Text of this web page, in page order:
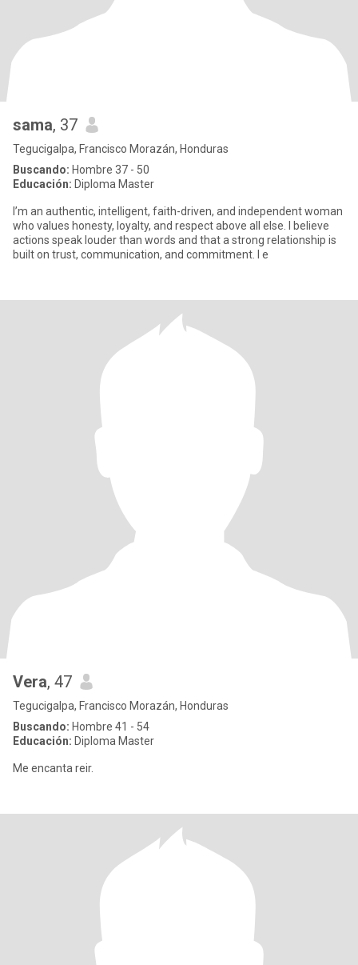
sama, 37
Tegucigalpa, Francisco Morazán, Honduras
Buscando: Hombre 37 - 50
Educación: Diploma Master
I’m an authentic, intelligent, faith-driven, and independent woman
who values honesty, loyalty, and respect above all else. I believe
actions speak louder than words and that a strong relationship is
built on trust, communication, and commitment. I e
Vera, 47
Tegucigalpa, Francisco Morazán, Honduras
Buscando: Hombre 41 - 54
Educación: Diploma Master
Me encanta reir.